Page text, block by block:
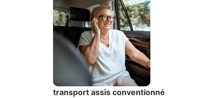
transport assis conventionné